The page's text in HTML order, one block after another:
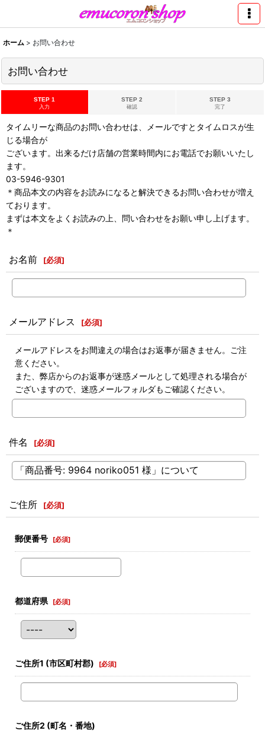
ホーム > お問い合わせ
お問い合わせ
STEP 1
入力
STEP 2
確認
STEP 3
完了
タイムリーな商品のお問い合わせは、メールですとタイムロスが生
じる場合が
ございます。出来るだけ店舗の営業時間内にお電話でお願いいたし
ます。
03-5946-9301
＊商品本文の内容をお読みになると解決できるお問い合わせが増え
ております。
まずは本文をよくお読みの上、問い合わせをお願い申し上げます。
＊
お名前 [必須]
メールアドレス [必須]
メールアドレスをお間違えの場合はお返事が届きません。ご注
意ください。
また、弊店からのお返事が迷惑メールとして処理される場合が
ございますので、迷惑メールフォルダもご確認ください。
件名 [必須]
ご住所 [必須]
郵便番号 [必須]
都道府県 [必須]
ご住所1 (市区町村郡) [必須]
ご住所2 (町名・番地)